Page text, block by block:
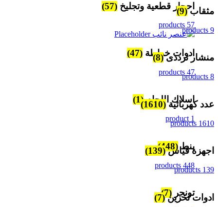
احجار قطعية وتجليخ (57)
57 products
ادوات خراطة (47)
47 products
اسلاك اللحام(1)
1 product
بنط(448)
448 products
تونجر (7)
مثقاب(9)
9 products
منشار ترددى(8)
8 products
عدد كهربائية(1610)
1610 products
اجهزة قياس(139)
139 products
ادوات تخزين(7)